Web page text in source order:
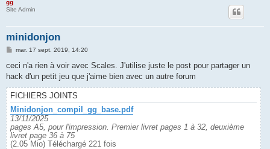
gg
Site Admin
minidonjon
M
s
a
e
mar. 17 sept. 2019, 14:20
ceci n'a rien à voir avec Scales. J'utilise juste le post pour partager un
hack d'un petit jeu que j'aime bien avec un autre forum
FICHIERS JOINTS
Minidonjon_compil_gg_base.pdf
13/11/2025
pages A5, pour l'impression. Premier livret pages 1 à 32, deuxième
livret page 36 à 75
(2.05 Mio) Téléchargé 221 fois